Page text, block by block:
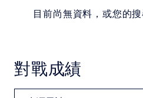
目前尚無資料，或您的
對戰成績